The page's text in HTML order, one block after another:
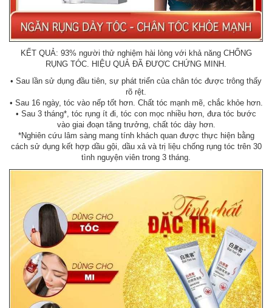
KẾT QUẢ: 93% người thử nghiệm hài lòng với khả năng CHỐNG
RỤNG TÓC. HIỆU QUẢ ĐÃ ĐƯỢC CHỨNG MINH.
• Sau lần sử dụng đầu tiên, sự phát triển của chân tóc được trông thấy
rõ rệt.
• Sau 16 ngày, tóc vào nếp tốt hơn. Chất tóc mạnh mẽ, chắc khỏe hơn.
• Sau 3 tháng*, tóc rụng ít đi, tóc con mọc nhiều hơn, đưa tóc bước
vào giai đoạn tăng trưởng, chất tóc dày hơn.
*Nghiên cứu lâm sàng mang tính khách quan được thực hiện bằng
cách sử dụng kết hợp dầu gội, dầu xả và trị liệu chống rụng tóc trên 30
tình nguyện viên trong 3 tháng.